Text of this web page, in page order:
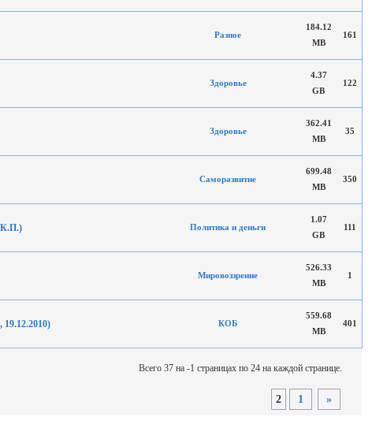
Разное
184.12
MB
161
Здоровье
4.37
GB
122
Здоровье
362.41
MB
35
Саморазвитие
699.48
MB
350
К.П.) Политика и деньги
1.07
GB
111
Мировоззрение
526.33
MB
1
КОБ
559.68
MB
401
Всего 37 на -1 страницах по 24 на каждой странице.
2 1 »